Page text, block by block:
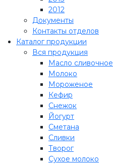
2012
Документы
Контакты отделов
Каталог продукции
Вся продукция
Масло сливочное
Молоко
Мороженое
Кефир
Снежок
Йогурт
Сметана
Сливки
Творог
Сухое молоко